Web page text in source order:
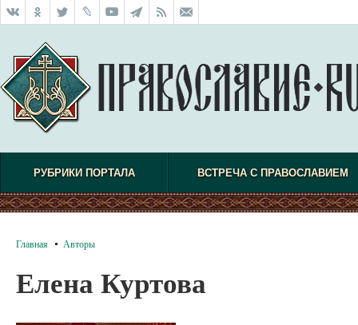
РУБРИКИ ПОРТАЛА ВСТРЕЧА С ПРАВОСЛАВИЕМ
Главная Авторы
Елена Куртова